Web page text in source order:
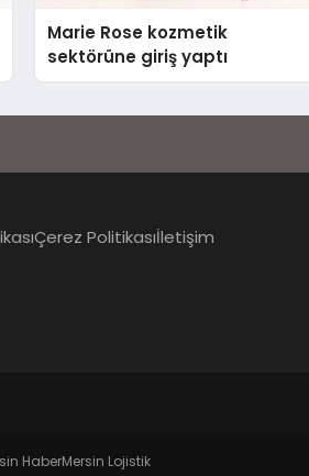
Marie Rose kozmetik
sektörüne giriş yaptı
Çerez Politikasıİletişim
HaberMersin Lojistik